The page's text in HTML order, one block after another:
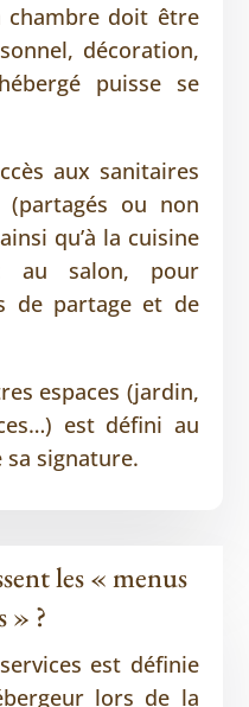
chambre doit être
décoration,
puisse se
aux sanitaires
ou non
qu’à la cuisine
au salon, pour
de partage et de
espaces (jardin,
est défini au
signature.
les « menus
» ?
est définie
lors de la